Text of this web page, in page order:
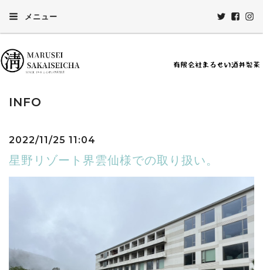
メニュー
INFO
2022/11/25 11:04
星野リゾート界雲仙様での取り扱い。